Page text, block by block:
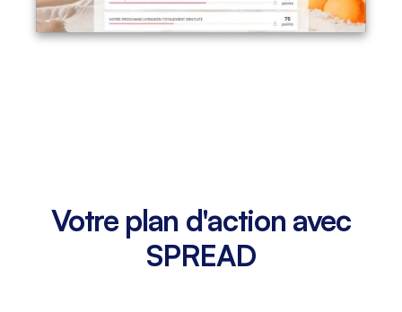
Votre plan d'action avec
SPREAD